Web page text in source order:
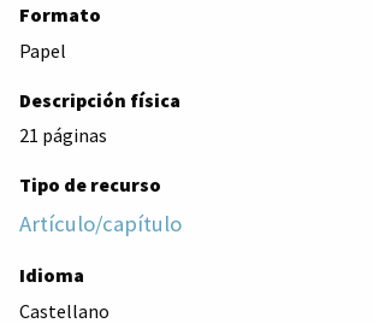
Formato
Papel
Descripción física
21 páginas
Tipo de recurso
Artículo/capítulo
Idioma
Castellano